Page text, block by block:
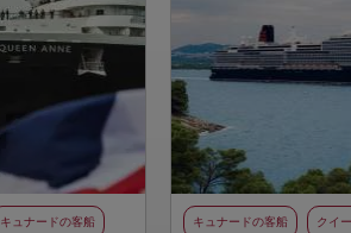
キュナードの客船 キュナードの客船 クイ